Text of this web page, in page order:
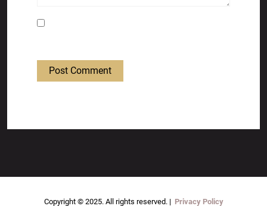
Post Comment
Copyright © 2025. All rights reserved. | Privacy Policy